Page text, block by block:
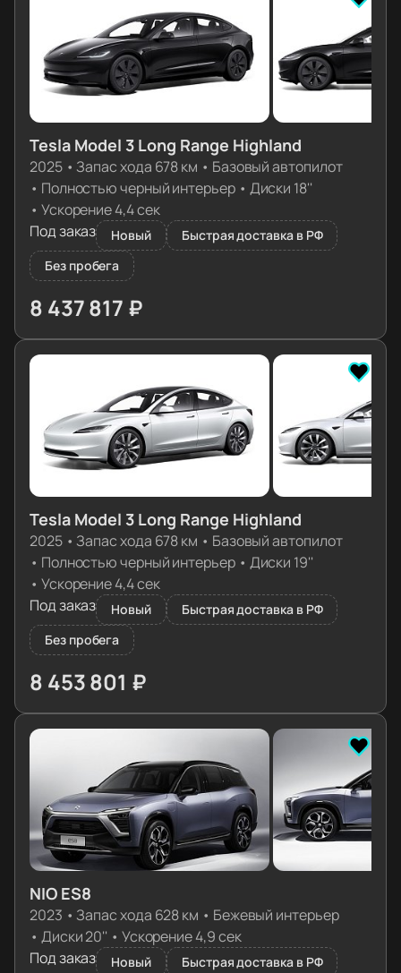
Tesla Model 3 Long Range Highland
2025• Запас хода 678 км • Базовый автопилот
• Полностью черный интерьер• Диски 18''
• Ускорение 4,4 сек
Под заказ
Новый
Быстрая доставка в РФ
Без пробега
8 437 817 ₽
≈ 83 936€
Tesla Model 3 Long Range Highland
2025• Запас хода 678 км • Базовый автопилот
• Полностью черный интерьер• Диски 19''
• Ускорение 4,4 сек
Под заказ
Новый
Быстрая доставка в РФ
Без пробега
8 453 801 ₽
≈ 84 095€
NIO ES8
2023 • Запас хода 628 км • Бежевый интерьер
• Диски 20'' • Ускорение 4,9 сек
Под заказ
Новый Быстрая доставка в РФ